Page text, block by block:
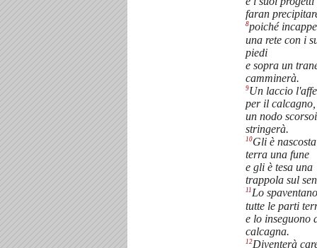
faran
8poiché
una rete con i
piedi
e sopra un
camminerà.
9Un laccio
per il calcagno,
un nodo
stringerà.
10Gli è
terra una fune
e gli è tesa una
trappola sul
11Lo
tutte le parti
e lo inseguono
calcagna.
12Diventerà